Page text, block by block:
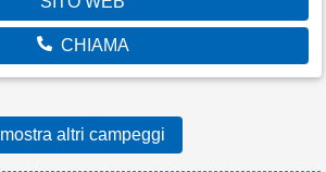
CHIAMA
mostra altri campeggi